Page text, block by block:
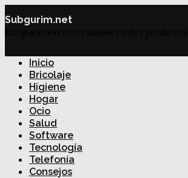
Subgurim.net
Inicio
Bricolaje
Higiene
Hogar
Ocio
Salud
Software
Tecnología
Telefonía
Consejos